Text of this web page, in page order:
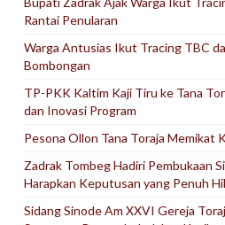
Rantai Penularan
Warga Antusias Ikut Tracing TBC
Bombongan
TP-PKK Kaltim Kaji Tiru ke Tana
dan Inovasi Program
Pesona Ollon Tana Toraja Memikat
Zadrak Tombeg Hadiri Pembukaan
Harapkan Keputusan yang Penuh
Sidang Sinode Am XXVI Gereja